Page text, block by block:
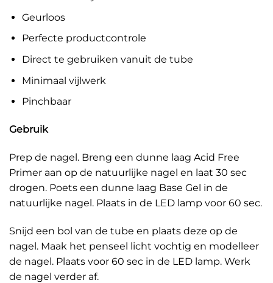
Geurloos
Perfecte productcontrole
Direct te gebruiken vanuit de tube
Minimaal vijlwerk
Pinchbaar
Gebruik
Prep de nagel. Breng een dunne laag Acid Free
Primer aan op de natuurlijke nagel en laat 30 sec
drogen. Poets een dunne laag Base Gel in de
natuurlijke nagel. Plaats in de LED lamp voor 60 sec.
Snijd een bol van de tube en plaats deze op de
nagel. Maak het penseel licht vochtig en modelleer
de nagel. Plaats voor 60 sec in de LED lamp. Werk
de nagel verder af.